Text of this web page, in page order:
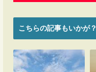
こちらの記事もいかが？